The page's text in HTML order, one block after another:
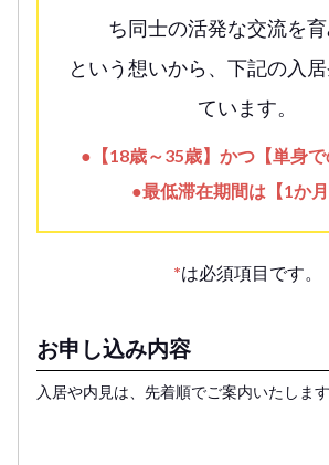
ち同士の活発な交流を
という想いから、下記の入
ています。
●【18歳～35歳】かつ【単身で
●最低滞在期間は【1か月
*は必須項目です。
お申し込み内容
入居や内見は、先着順でご案内いたします